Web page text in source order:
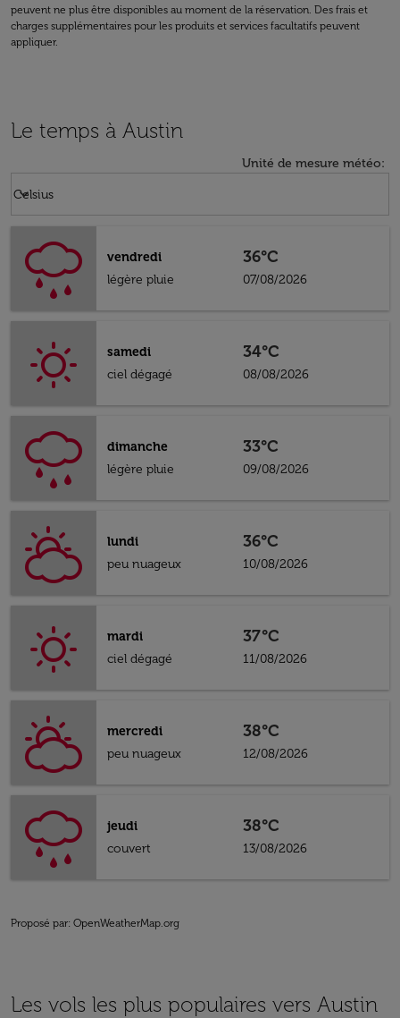
peuvent ne plus être disponibles au moment de la réservation. Des frais et
charges supplémentaires pour les produits et services facultatifs peuvent
appliquer.
Le temps à Austin
Unité de mesure météo:
Celsius
keyboard_arrow_down
vendredi
légère pluie
36°C
07/08/2026
samedi
ciel dégagé
34°C
08/08/2026
dimanche
légère pluie
33°C
09/08/2026
lundi
peu nuageux
36°C
10/08/2026
mardi
ciel dégagé
37°C
11/08/2026
mercredi
peu nuageux
38°C
12/08/2026
jeudi
couvert
38°C
13/08/2026
Proposé par: OpenWeatherMap.org
Les vols les plus populaires vers Austin